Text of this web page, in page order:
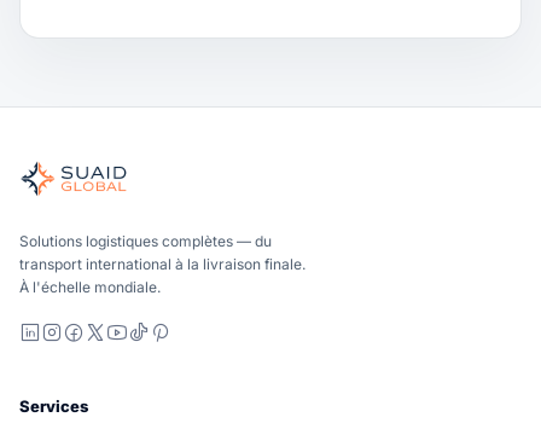
Orchestrateur indépendant du fret pour les opérations
Océan, air et sol – comparés de manière neutre par
Solutions logistiques complètes — du
transport international à la livraison finale.
À l'échelle mondiale.
LinkedIn
Instagram
Facebook
X YouTube
TikTok
Services